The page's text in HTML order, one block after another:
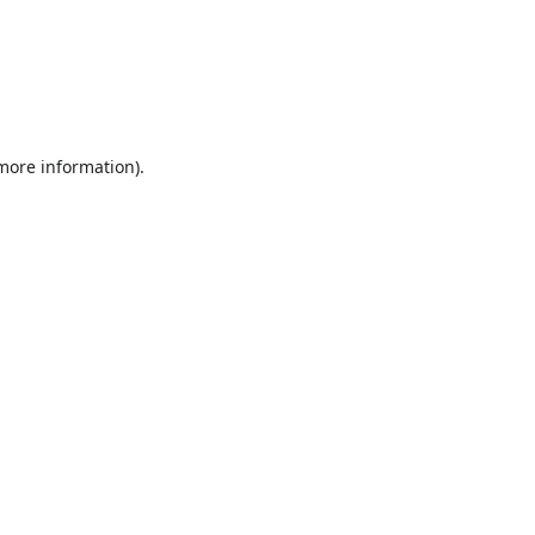
information).